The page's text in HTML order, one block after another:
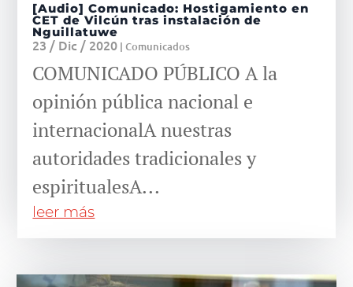
[Audio] Comunicado: Hostigamiento en
CET de Vilcún tras instalación de
Nguillatuwe
23 / Dic / 2020 |Comunicados
COMUNICADO PÚBLICO A la
opinión pública nacional e
internacionalA nuestras
autoridades tradicionales y
espiritualesA...
leer más